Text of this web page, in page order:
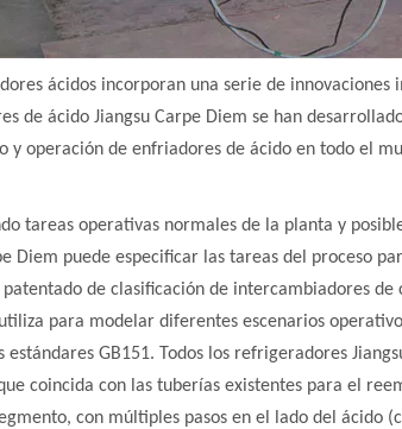
ácidos incorporan una serie de
de ácido Jiangsu Carpe Diem se han
y operación de enfriadores de ácido en todo el
tareas operativas normales de la planta y
Diem puede especificar las tareas del proceso
de clasificación de intercambiadores
para modelar diferentes escenarios
GB151. Todos los refrigeradores
coincida con las tuberías existentes para el
con múltiples pasos en el lado del ácido